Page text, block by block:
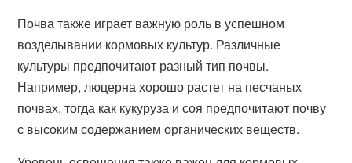
Почва также играет важную роль в успешном
возделывании кормовых культур. Различные
культуры предпочитают разный тип почвы.
Например, люцерна хорошо растет на песчаных
почвах, тогда как кукуруза и соя предпочитают почву
с высоким содержанием органических веществ.